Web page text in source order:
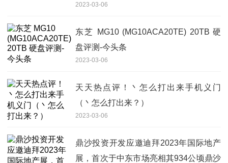
2023-03-06
东芝 MG10 (MG10ACA20TE) 20TB 硬
盘评测-今头条
2023-03-06
天天热点评！丶怎么打出来手机义门
（丶怎么打出来？）
2023-03-06
鼎沙投资开发应邀迪拜2023年国际地产
展，首次于中东市场亮相其934公顷鼎沙